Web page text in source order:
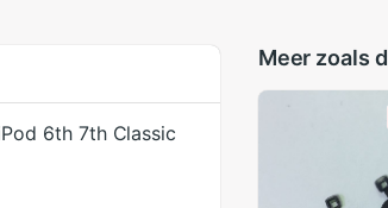
6th 7th Classic
Meer zoals